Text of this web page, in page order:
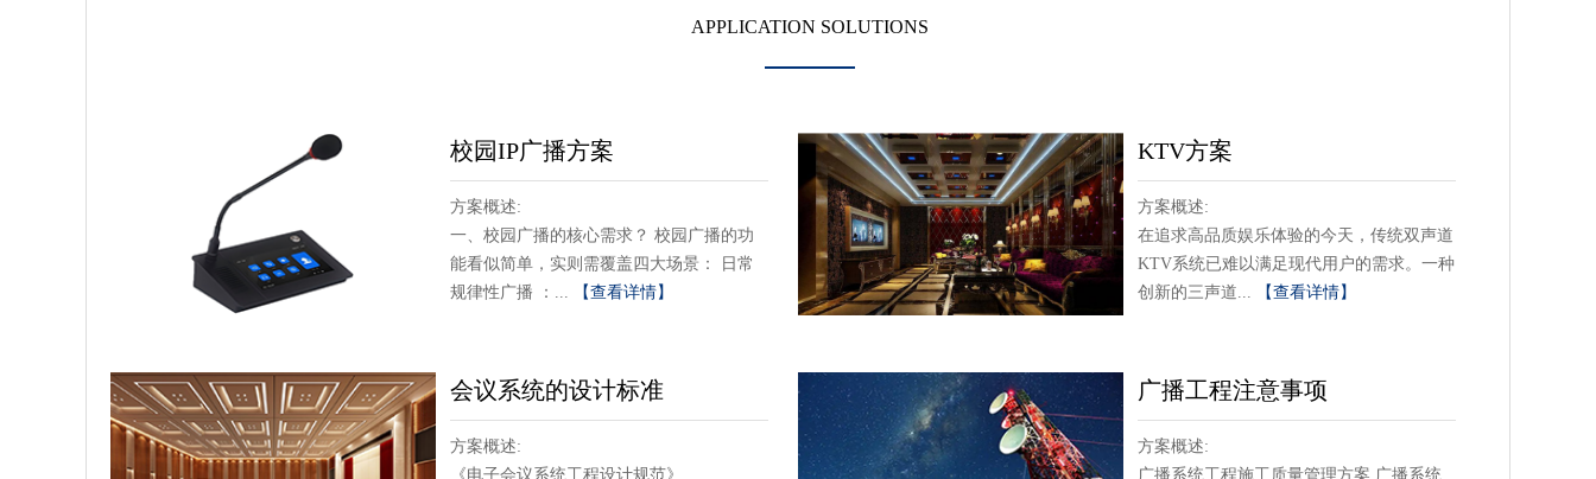
APPLICATION SOLUTIONS
校园IP广播方案
方案概述:
一、校园广播的核心需求？ 校园广播的功
能看似简单，实则需覆盖四大场景： 日常
规律性广播 ：...
【查看详情】
KTV方案
方案概述:
在追求高品质娱乐体验的今天，传统双声道
KTV系统已难以满足现代用户的需求。一种
创新的三声道...
【查看详情】
会议系统的设计标准
方案概述:
《电子会议系统工程设计规范》
广播工程注意事项
方案概述:
广播系统工程施工质量管理方案 广播系统